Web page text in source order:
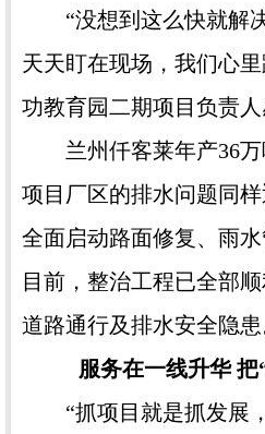
“没想到这么快就解决
天天盯在现场，我们心
功教育园二期项目负责人
兰州仟客莱年产36万
项目厂区的排水问题同样
全面启动路面修复、雨
目前，整治工程已全部
道路通行及排水安全隐患
服务在一线升华
“抓项目就是抓发展